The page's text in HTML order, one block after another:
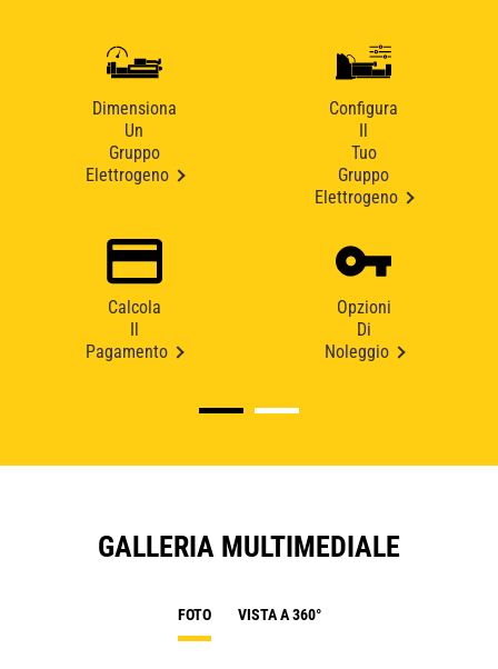
Dimensiona
Un
Gruppo
Elettrogeno
Configura
Tuo
Gruppo
Elettrogeno
Calcola
Pagamento
Opzioni
Di
Noleggio
GALLERIA MULTIMEDIALE
FOTO VISTA A 360°